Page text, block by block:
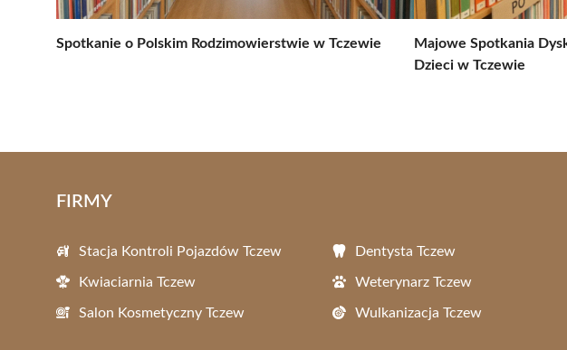
Spotkanie o Polskim Rodzimowierstwie w Tczewie
Majowe Spotkania
Dzieci w Tczewie
FIRMY
Stacja Kontroli Pojazdów Tczew Dentysta Tczew
Kwiaciarnia Tczew Weterynarz Tczew
Salon Kosmetyczny Tczew Wulkanizacja Tczew